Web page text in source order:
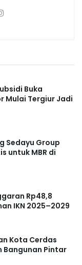
Buka
Mulai Tergiur Jadi
Sedayu Group
untuk MBR di
Rp48,8
IKN 2025–2029
Kota Cerdas
Bangunan Pintar